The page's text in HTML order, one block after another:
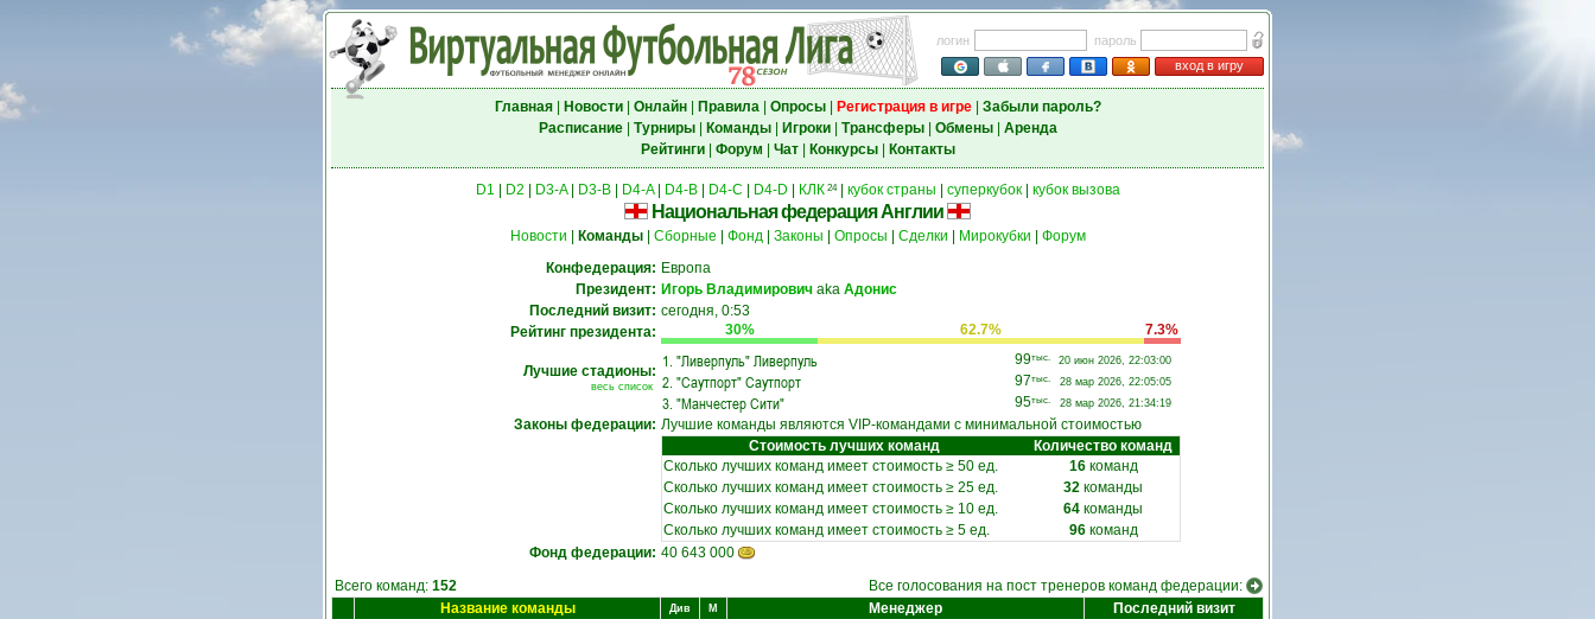
логин
пароль
вход в игру
Главная| Новости| Онлайн| Правила| Опросы| Регистрация в игре| Забыли пароль?
Расписание| Турниры| Команды| Игроки| Трансферы| Обмены| Аренда
Рейтинги| Форум Чат| Конкурсы| Контакты
D1 D2 D3-A| D3-B| D4-A| D4-B| D4-C D4-D КЛК24| кубок страны суперкубок| кубок вызова
Национальная федерация Англии
Новости Команды| Сборные Фонд| Законы Опросы Сделки Мирокубки
Форум
Конфедерация: Европа
Президент: Игорь Владимирович aka Адонис
Последний визит: сегодня, 0:53
Рейтинг президента:
30% 62.7% 7.3%
Лучшие стадионы:
весь список
1. "Ливерпуль" Ливерпуль 99тыс. 20 июн 2026, 22:03:00
2. "Саутпорт" Саутпорт 97тыс. 28 мар 2026, 22:05:05
3. "Манчестер Сити" 95тыс. 28 мар 2026, 21:34:19
Законы федерации: Лучшие команды являются VIP-командами с минимальной стоимостью
Стоимость лучших команд
Количество команд
Сколько лучших команд имеет стоимость ≥ 50 ед.
16команд
Сколько лучших команд имеет стоимость ≥ 25 ед.
32 команды
Сколько лучших команд имеет стоимость ≥ 10 ед.
64 команды
Сколько лучших команд имеет стоимость ≥ 5 ед.
96команд
Фонд федерации: 40 643 000
Всего команд: 152
Все голосования на пост тренеров команд федерации:
Название команды
Див М Менеджер
Последний визит